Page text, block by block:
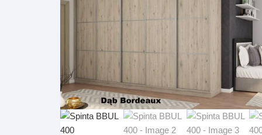
Pakabinamos spintelės
Pastatomos spintelės
Stalviršiai
Virtuvės priedai
Kampai – suolai
Žurnaliniai staliukai
Komodos/spintelės
RTV staliukai
Vitrinos-indaujos
Darbai-galerija
Miegamieji foteliai
Poilsio foteliai-
Pufai-Minkštasuoliai
Pufai sėdmaišiai
Darbai-galerija